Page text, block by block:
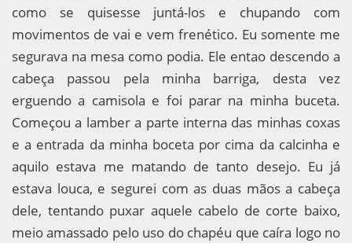
como se quisesse juntá-los e chupando com
movimentos de vai e vem frenético. Eu somente me
segurava na mesa como podia. Ele entao descendo a
cabeça passou pela minha barriga, desta vez
erguendo a camisola e foi parar na minha buceta.
Começou a lamber a parte interna das minhas coxas
e a entrada da minha boceta por cima da calcinha e
aquilo estava me matando de tanto desejo. Eu já
estava louca, e segurei com as duas mãos a cabeça
dele, tentando puxar aquele cabelo de corte baixo,
meio amassado pelo uso do chapéu que caíra logo no